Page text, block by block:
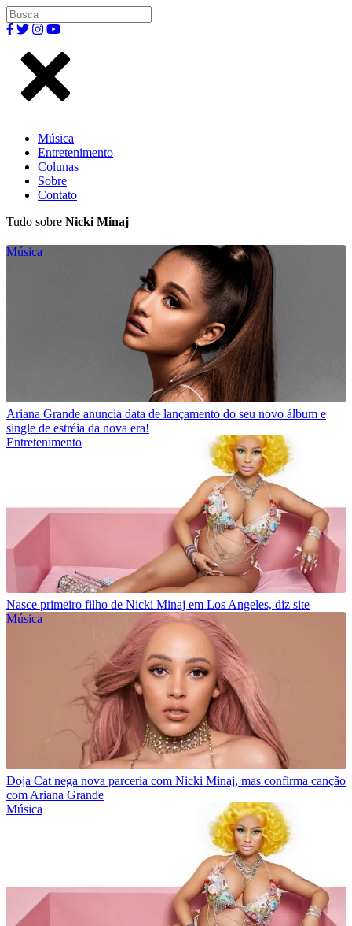
Música
Entretenimento
Colunas
Sobre
Contato
Tudo sobre Nicki Minaj
Música
Ariana Grande anuncia data de lançamento do seu novo álbum e
single de estréia da nova era!
Entretenimento
Nasce primeiro filho de Nicki Minaj em Los Angeles, diz site
Música
Doja Cat nega nova parceria com Nicki Minaj, mas confirma canção
com Ariana Grande
Música